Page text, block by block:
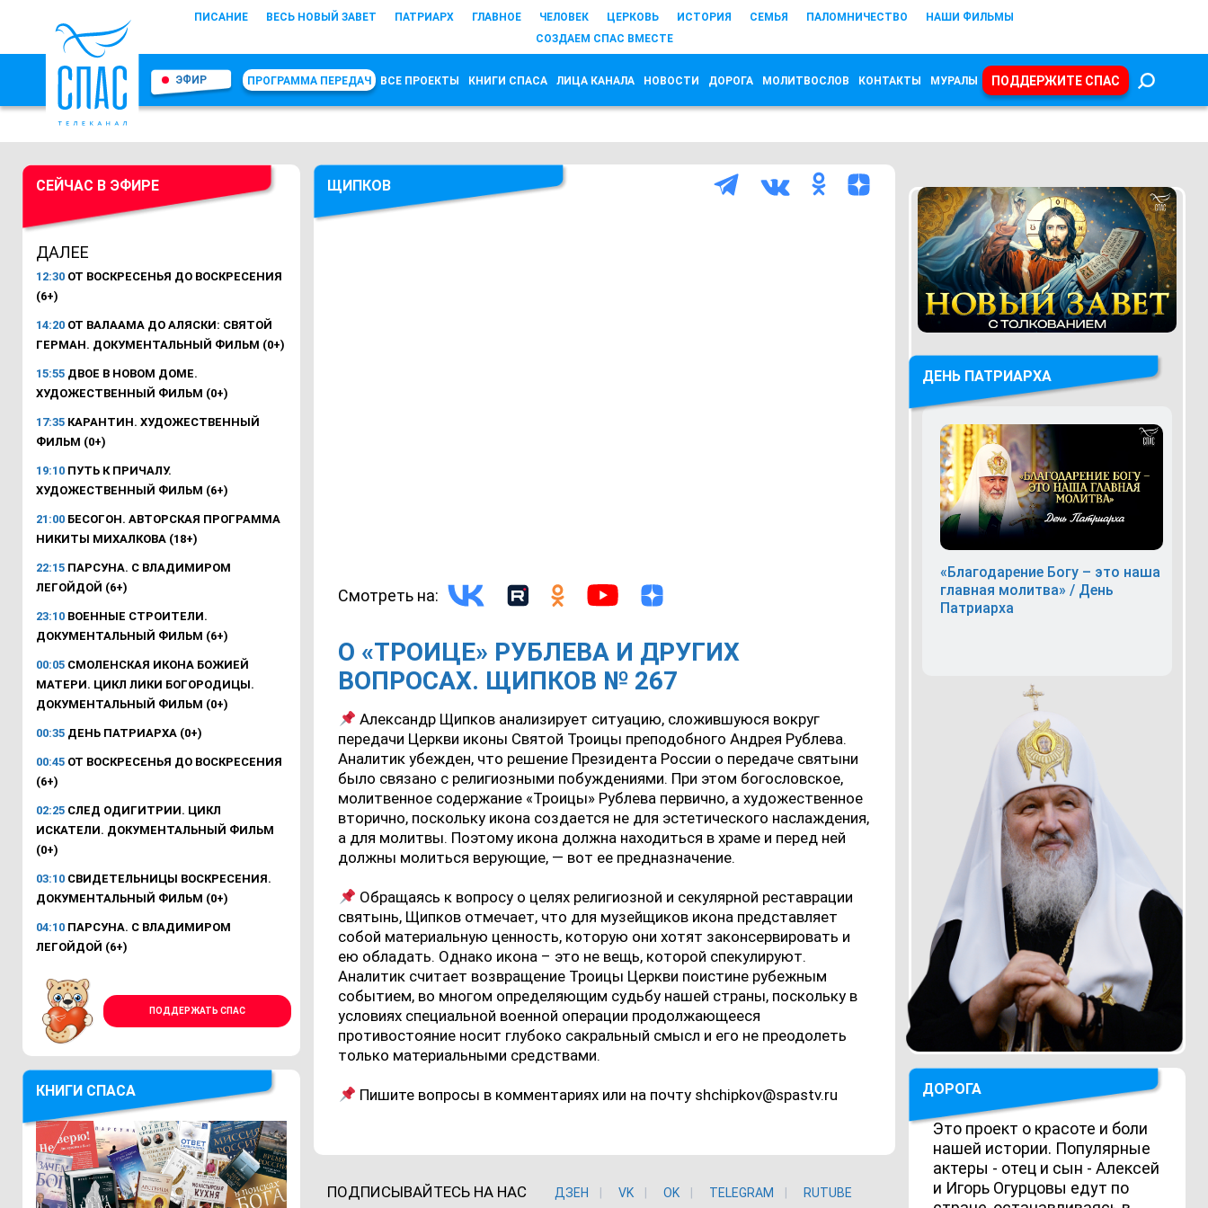
ПИСАНИЕ ВЕСЬ НОВЫЙ ЗАВЕТ ПАТРИАРХ ГЛАВНОЕ ЧЕЛОВЕК ЦЕРКОВЬ ИСТОРИЯ СЕМЬЯ ПАЛОМНИЧЕСТВО
НАШИ ФИЛЬМЫ
СОЗДАЕМ СПАС ВМЕСТЕ
ЭФИР ПРОГРАММА ПЕРЕДАЧ ВСЕ ПРОЕКТЫ КНИГИ СПАСА ЛИЦА КАНАЛА НОВОСТИ ДОРОГА МОЛИТВОСЛОВ КОНТАКТЫ МУРАЛЫ ПОДДЕРЖИТЕ СПАС
СЕЙЧАС В ЭФИРЕ
ДАЛЕЕ
12:30 ОТ ВОСКРЕСЕНЬЯ ДО ВОСКРЕСЕНИЯ
(6+)
14:20 ОТ ВАЛААМА ДО АЛЯСКИ: СВЯТОЙ
ГЕРМАН. ДОКУМЕНТАЛЬНЫЙ ФИЛЬМ (0+)
15:55 ДВОЕ В НОВОМ ДОМЕ.
ХУДОЖЕСТВЕННЫЙ ФИЛЬМ (0+)
17:35 КАРАНТИН. ХУДОЖЕСТВЕННЫЙ
ФИЛЬМ (0+)
19:10 ПУТЬ К ПРИЧАЛУ.
ХУДОЖЕСТВЕННЫЙ ФИЛЬМ (6+)
21:00 БЕСОГОН. АВТОРСКАЯ ПРОГРАММА
НИКИТЫ МИХАЛКОВА (18+)
22:15 ПАРСУНА. С ВЛАДИМИРОМ
ЛЕГОЙДОЙ (6+)
23:10 ВОЕННЫЕ СТРОИТЕЛИ.
ДОКУМЕНТАЛЬНЫЙ ФИЛЬМ (6+)
00:05 СМОЛЕНСКАЯ ИКОНА БОЖИЕЙ
МАТЕРИ. ЦИКЛ ЛИКИ БОГОРОДИЦЫ.
ДОКУМЕНТАЛЬНЫЙ ФИЛЬМ (0+)
00:35 ДЕНЬ ПАТРИАРХА (0+)
00:45 ОТ ВОСКРЕСЕНЬЯ ДО ВОСКРЕСЕНИЯ
(6+)
02:25 СЛЕД ОДИГИТРИИ. ЦИКЛ
ИСКАТЕЛИ. ДОКУМЕНТАЛЬНЫЙ ФИЛЬМ
(0+)
03:10 СВИДЕТЕЛЬНИЦЫ ВОСКРЕСЕНИЯ.
ДОКУМЕНТАЛЬНЫЙ ФИЛЬМ (0+)
04:10 ПАРСУНА. С ВЛАДИМИРОМ
ЛЕГОЙДОЙ (6+)
ПОДДЕРЖАТЬ СПАС
КНИГИ СПАСА
ЩИПКОВ
Смотреть на:
О «ТРОИЦЕ» РУБЛЕВА И ДРУГИХ
ВОПРОСАХ. ЩИПКОВ № 267
Александр Щипков анализирует ситуацию, сложившуюся вокруг
передачи Церкви иконы Святой Троицы преподобного Андрея Рублева.
Аналитик убежден, что решение Президента России о передаче святыни
было связано с религиозными побуждениями. При этом богословское,
молитвенное содержание «Троицы» Рублева первично, а художественное
вторично, поскольку икона создается не для эстетического наслаждения,
а для молитвы. Поэтому икона должна находиться в храме и перед ней
должны молиться верующие, — вот ее предназначение.
Обращаясь к вопросу о целях религиозной и секулярной реставрации
святынь, Щипков отмечает, что для музейщиков икона представляет
собой материальную ценность, которую они хотят законсервировать и
ею обладать. Однако икона – это не вещь, которой спекулируют.
Аналитик считает возвращение Троицы Церкви поистине рубежным
событием, во многом определяющим судьбу нашей страны, поскольку в
условиях специальной военной операции продолжающееся
противостояние носит глубоко сакральный смысл и его не преодолеть
только материальными средствами.
Пишите вопросы в комментариях или на почту shchipkov@spastv.ru
ПОДПИСЫВАЙТЕСЬ НА НАС ДЗЕН VK ОK TELEGRAM RUTUBE
ДЕНЬ ПАТРИАРХА
«Благодарение Богу – это наша
главная молитва» / День
Патриарха
ДОРОГА
Это проект о красоте и боли
нашей истории. Популярные
актеры - отец и сын - Алексей
и Игорь Огурцовы едут по